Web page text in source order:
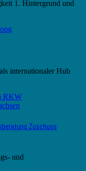
1. Hintergrund und
internationaler Hub
Zuschuss
und